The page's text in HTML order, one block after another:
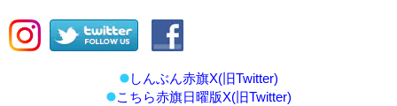
しんぶん赤旗X(旧Twitter)
こちら赤旗日曜版X(旧Twitter)